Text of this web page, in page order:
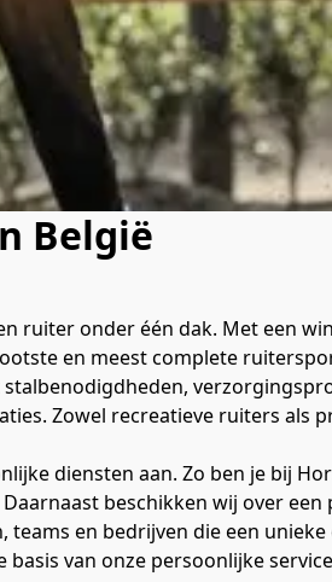
België
ruiter onder één dak. Met een
en meest complete
Zowel recreatieve ruiters als
beschikken wij over een
teams en bedrijven die een
van onze persoonlijke